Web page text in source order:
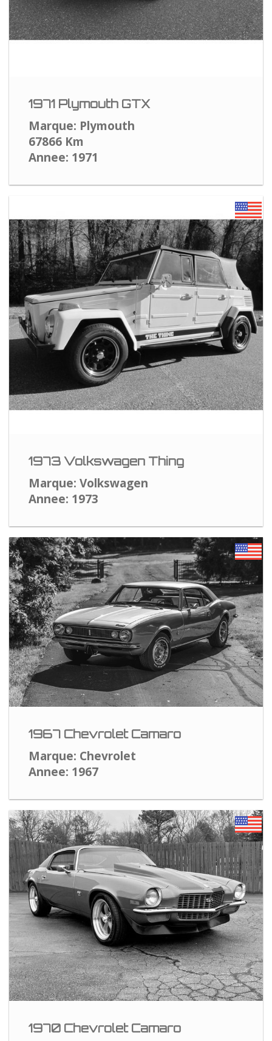
1971 Plymouth GTX
Marque: Plymouth
67866 Km
Annee: 1971
1973 Volkswagen Thing
Marque: Volkswagen
Annee: 1973
1967 Chevrolet Camaro
Marque: Chevrolet
Annee: 1967
1970 Chevrolet Camaro